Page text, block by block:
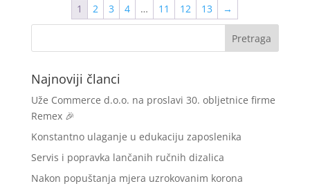
1 2 3 4 … 11 12 13 →
Najnoviji članci
Uže Commerce d.o.o. na proslavi 30. obljetnice firme
Remex 🎉
Konstantno ulaganje u edukaciju zaposlenika
Servis i popravka lančanih ručnih dizalica
Nakon popuštanja mjera uzrokovanim korona